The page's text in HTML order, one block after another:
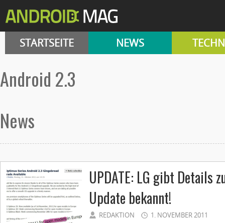
STARTSEITE NEWS
android 2.3
News
UPDATE: LG gibt Details
Update bekannt!
REDAKTION 1. NOVEMBER 2011